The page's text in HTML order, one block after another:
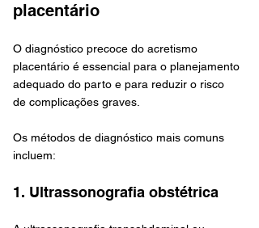
placentário
O diagnóstico precoce do acretismo
placentário é essencial para o planejamento
adequado do parto e para reduzir o risco
de complicações graves.
Os métodos de diagnóstico mais comuns
incluem:
1. Ultrassonografia obstétrica